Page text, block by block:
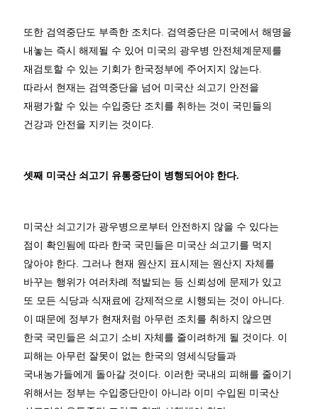
또한 검역중단도 부족한 조치다. 검역중단은 미국에서 해명을
내놓는 즉시 해제될 수 있어 미국의 광우병 안전체계문제를
재검토할 수 있는 기회가 한국정부에 주어지지 않는다.
따라서 현재는 검역중단을 넘어 미국산 쇠고기 안전을
재평가할 수 있는 수입중단 조치를 취하는 것이 국민들의
건강과 안전을 지키는 것이다.
셋째 미국산 쇠고기 유통중단이 병행되어야 한다.
미국산 쇠고기가 광우병으로부터 안전하지 않을 수 있다는
점이 확인됨에 따라 한국 국민들은 미국산 쇠고기를 먹지
않아야 한다. 그러나 현재 원산지 표시제는 원산지 자체를
바꾸는 행위가 여러차례 적발되는 등 신뢰성에 문제가 있고
또 모든 식당과 식재료에 강제적으로 시행되는 것이 아니다.
이 때문에 정부가 현재처럼 아무런 조치를 취하지 않으면
한국 국민들은 쇠고기 소비 자체를 줄이려하게 될 것이다. 이
피해는 아무런 잘못이 없는 한국의 영세식당들과
국내농가들에게 돌아갈 것이다. 이러한 국내의 피해를 줄이기
위해서는 정부는 수입중단만이 아니라 이미 수입된 미국산